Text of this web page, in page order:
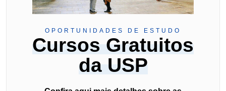
OPORTUNIDADES DE ESTUDO
Cursos Gratuitos
da USP